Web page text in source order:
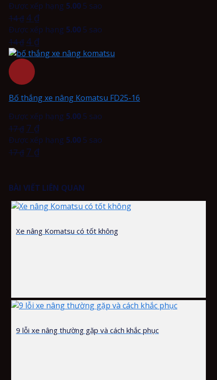
Được xếp hạng 5.00 5 sao
14₫ 4 ₫
Được xếp hạng 5.00 5 sao
14₫ 4 ₫
Bố thắng xe nâng Komatsu FD25-16
Được xếp hạng 5.00 5 sao
17₫ 7 ₫
Được xếp hạng 5.00 5 sao
17₫ 7 ₫
BÀI VIẾT LIÊN QUAN
Xe nâng Komatsu có tốt không
9 lỗi xe nâng thường gặp và cách khắc phục